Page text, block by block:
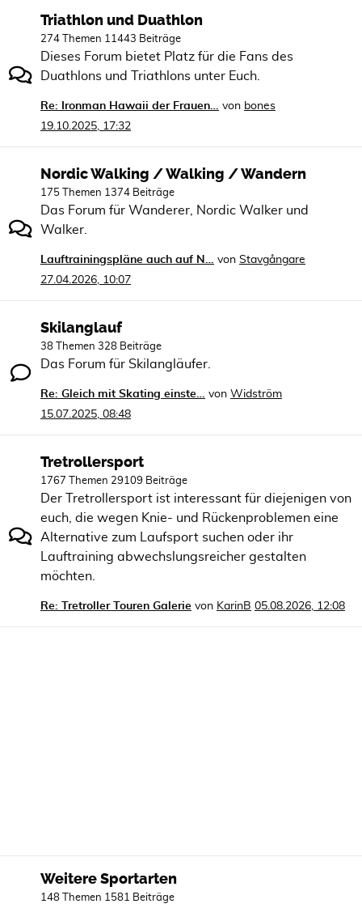
Triathlon und Duathlon
274 Themen 11443 Beiträge
Dieses Forum bietet Platz für die Fans des
Duathlons und Triathlons unter Euch.
Re: Ironman Hawaii der Frauen… von bones
19.10.2025, 17:32
Nordic Walking / Walking / Wandern
175 Themen 1374 Beiträge
Das Forum für Wanderer, Nordic Walker und
Walker.
Lauftrainingspläne auch auf N… von Stavgångare
27.04.2026, 10:07
Skilanglauf
38 Themen 328 Beiträge
Das Forum für Skilangläufer.
Re: Gleich mit Skating einste… von Widström
15.07.2025, 08:48
Tretrollersport
1767 Themen 29109 Beiträge
Der Tretrollersport ist interessant für diejenigen von
euch, die wegen Knie- und Rückenproblemen eine
Alternative zum Laufsport suchen oder ihr
Lauftraining abwechslungsreicher gestalten
möchten.
Re: Tretroller Touren Galerie von KarinB 05.08.2026, 12:08
Weitere Sportarten
148 Themen 1581 Beiträge